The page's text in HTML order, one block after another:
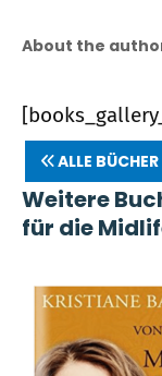
About the
ALLE BÜCHER
Weitere
für die